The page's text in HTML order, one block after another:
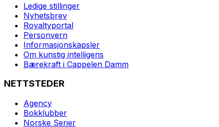
Ledige stillinger
Nyhetsbrev
Royaltyportal
Personvern
Informasjonskapsler
Om kunstig intelligens
Bærekraft i Cappelen Damm
NETTSTEDER
Agency
Bokklubber
Norske Serier